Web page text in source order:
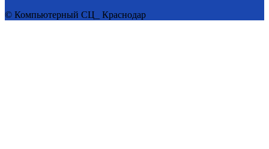
© Компьютерный СЦ_ Краснодар